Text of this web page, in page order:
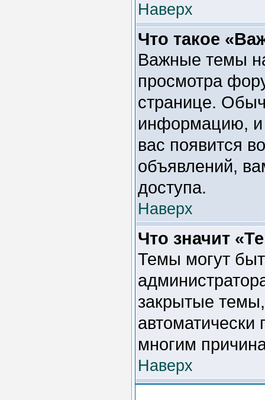
Наверх
Что такое
Важные темы
просмотра
странице.
информацию, и
вас появится
объявлений,
доступа.
Наверх
Что значит
Темы могут
закрытые
многим
Наверх